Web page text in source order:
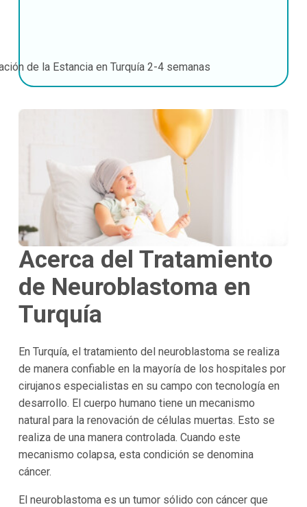
de la Estancia en Turquía 2-4 semanas
Acerca del Tratamiento
de Neuroblastoma en
Turquía
En Turquía, el tratamiento del neuroblastoma se realiza
de manera confiable en la mayoría de los hospitales por
cirujanos especialistas en su campo con tecnología en
desarrollo. El cuerpo humano tiene un mecanismo
natural para la renovación de células muertas. Esto se
realiza de una manera controlada. Cuando este
mecanismo colapsa, esta condición se denomina
cáncer.
El neuroblastoma es un tumor sólido con cáncer que